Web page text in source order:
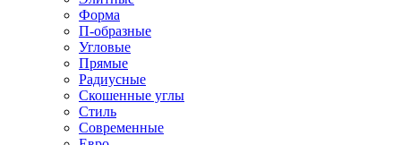
Форма
П-образные
Угловые
Прямые
Радиусные
Скошенные углы
Стиль
Современные